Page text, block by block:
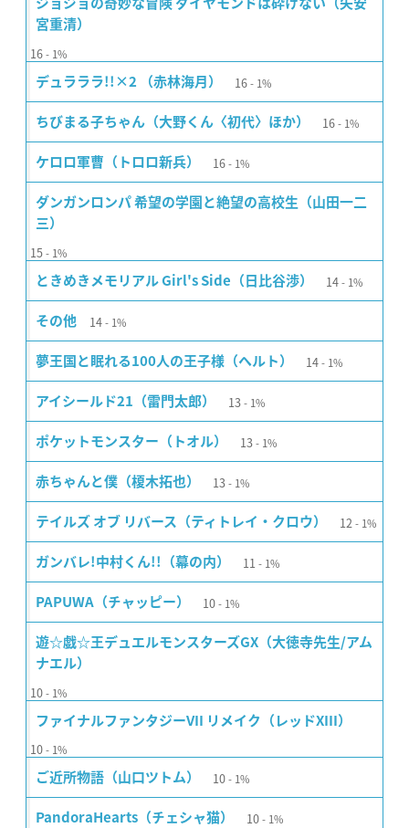
ジョジョの奇妙な冒険 ダイヤモンドは砕けない（矢安
宮重清）
16 1%
デュラララ!!×2 （赤林海月） 16 1%
ちびまる子ちゃん（大野くん〈初代〉ほか） 16 1%
ケロロ軍曹（トロロ新兵） 16 1%
ダンガンロンパ 希望の学園と絶望の高校生（山田一二
三）
15 1%
ときめきメモリアル Girl's Side（日比谷渉） 14 1%
その他 14 1%
夢王国と眠れる100人の王子様（ヘルト） 14 1%
アイシールド21（雷門太郎） 13 1%
ポケットモンスター（トオル） 13 1%
赤ちゃんと僕（榎木拓也） 13 1%
テイルズ オブ リバース（ティトレイ・クロウ） 12 1%
ガンバレ!中村くん!!（幕の内） 11 1%
PAPUWA（チャッピー） 10 1%
遊☆戯☆王デュエルモンスターズGX（大徳寺先生/アム
ナエル）
10 1%
ファイナルファンタジーVII リメイク（レッドXIII）
10 1%
ご近所物語（山口ツトム） 10 1%
PandoraHearts（チェシャ猫） 10 1%